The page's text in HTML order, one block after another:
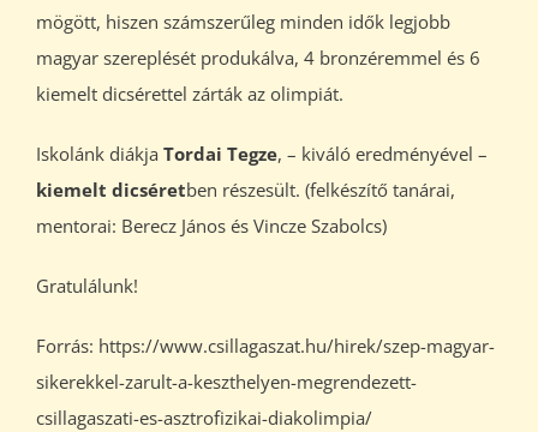
mögött, hiszen számszerűleg minden idők legjobb
magyar szereplését produkálva, 4 bronzéremmel és 6
kiemelt dicsérettel zárták az olimpiát.
Iskolánk diákja Tordai Tegze, – kiváló eredményével –
kiemelt dicséretben részesült. (felkészítő tanárai,
mentorai: Berecz János és Vincze Szabolcs)
Gratulálunk!
Forrás: https://www.csillagaszat.hu/hirek/szep-magyar-
sikerekkel-zarult-a-keszthelyen-megrendezett-
csillagaszati-es-asztrofizikai-diakolimpia/